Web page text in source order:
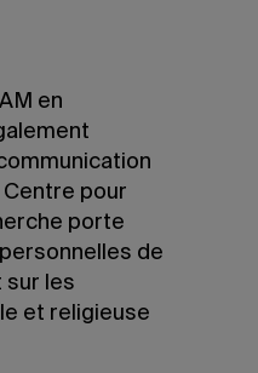
en
Centre pour
porte
de
sur les
et religieuse